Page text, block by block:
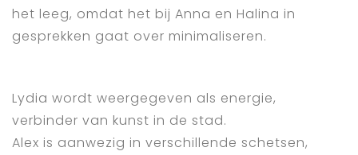
het leeg, omdat het bij Anna en Halina in
gesprekken gaat over minimaliseren.
Lydia wordt weergegeven als energie,
verbinder van kunst in de stad.
Alex is aanwezig in verschillende schetsen,